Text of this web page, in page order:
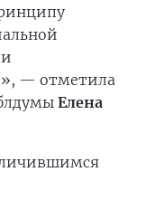
— отметила
Елена